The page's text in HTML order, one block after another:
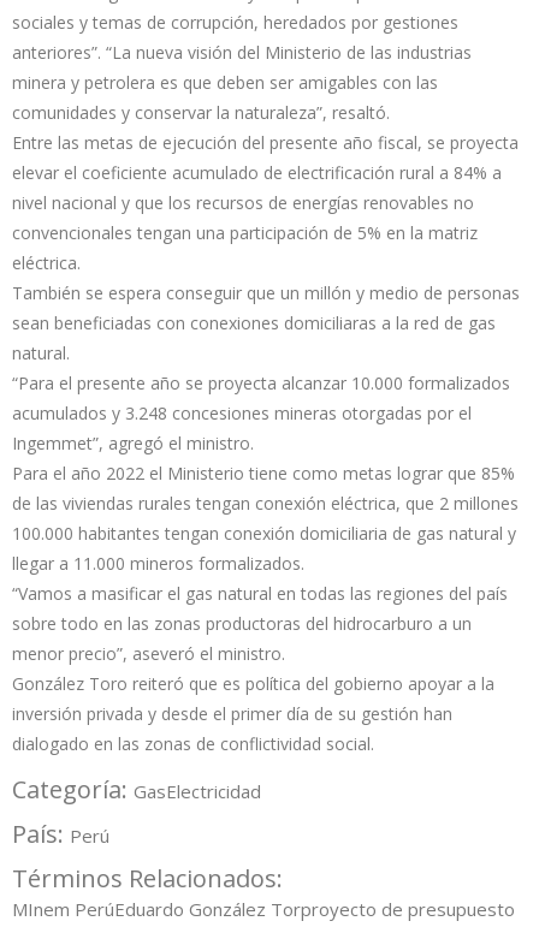
sociales y temas de corrupción, heredados por gestiones
anteriores”. “La nueva visión del Ministerio de las industrias
minera y petrolera es que deben ser amigables con las
comunidades y conservar la naturaleza”, resaltó.
Entre las metas de ejecución del presente año fiscal, se proyecta
elevar el coeficiente acumulado de electrificación rural a 84% a
nivel nacional y que los recursos de energías renovables no
convencionales tengan una participación de 5% en la matriz
eléctrica.
También se espera conseguir que un millón y medio de personas
sean beneficiadas con conexiones domiciliaras a la red de gas
natural.
“Para el presente año se proyecta alcanzar 10.000 formalizados
acumulados y 3.248 concesiones mineras otorgadas por el
Ingemmet”, agregó el ministro.
Para el año 2022 el Ministerio tiene como metas lograr que 85%
de las viviendas rurales tengan conexión eléctrica, que 2 millones
100.000 habitantes tengan conexión domiciliaria de gas natural y
llegar a 11.000 mineros formalizados.
“Vamos a masificar el gas natural en todas las regiones del país
sobre todo en las zonas productoras del hidrocarburo a un
menor precio”, aseveró el ministro.
González Toro reiteró que es política del gobierno apoyar a la
inversión privada y desde el primer día de su gestión han
dialogado en las zonas de conflictividad social.
Categoría: GasElectricidad
País: Perú
Términos Relacionados:
MInem PerúEduardo González Torproyecto de presupuesto